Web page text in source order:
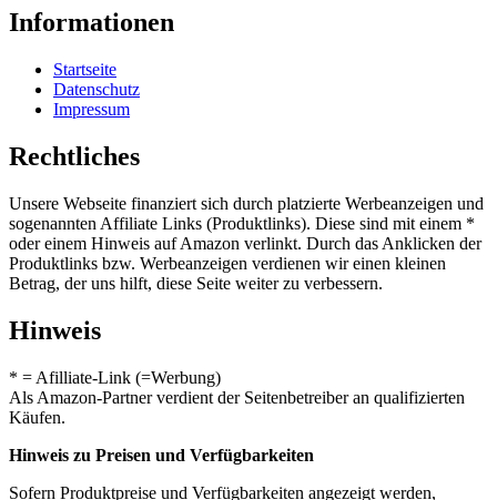
Informationen
Startseite
Datenschutz
Impressum
Rechtliches
Unsere Webseite finanziert sich durch platzierte Werbeanzeigen und
sogenannten Affiliate Links (Produktlinks). Diese sind mit einem *
oder einem Hinweis auf Amazon verlinkt. Durch das Anklicken der
Produktlinks bzw. Werbeanzeigen verdienen wir einen kleinen
Betrag, der uns hilft, diese Seite weiter zu verbessern.
Hinweis
* = Afilliate-Link (=Werbung)
Als Amazon-Partner verdient der Seitenbetreiber an qualifizierten
Käufen.
Hinweis zu Preisen und Verfügbarkeiten
Sofern Produktpreise und Verfügbarkeiten angezeigt werden,